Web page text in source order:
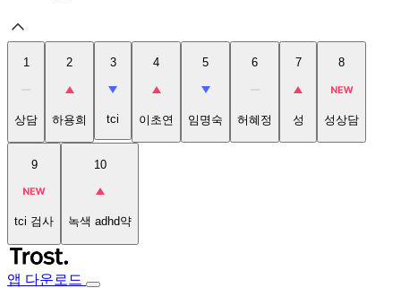
1
상담
2
하용희
3
tci
4
이초연
5
임명숙
6
허혜정
7
성
8
성상담
9
tci 검사
10
녹색 adhd약
앱 다운로드